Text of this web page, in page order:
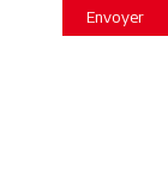
Envoyer